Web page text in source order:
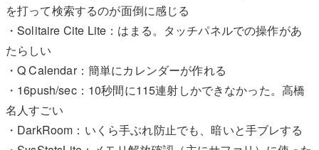
を打って検索するのが面倒に感じる
・Solitaire Cite Lite：はまる。タッチパネルでの操作があ
たらしい
・Q Calendar：簡単にカレンダーが作れる
・16push/sec：10秒間に115連射しかできなかった。高橋
名人すごい
・DarkRoom：いくら手ぶれ防止でも、暗いと手ブレする